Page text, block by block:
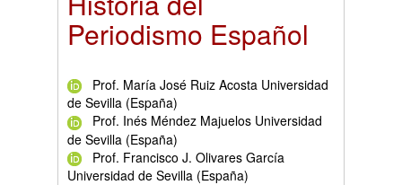
Periodismo Español
Prof. María José Ruiz Acosta Universidad
de Sevilla (España)
Prof. Inés Méndez Majuelos Universidad
de Sevilla (España)
Prof. Francisco J. Olivares García
Universidad de Sevilla (España)